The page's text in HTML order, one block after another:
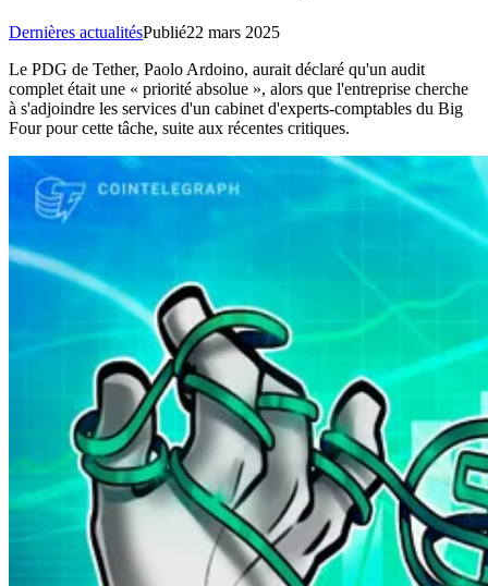
Dernières actualitésPublié22 mars 2025
Le PDG de Tether, Paolo Ardoino, aurait déclaré qu'un audit
complet était une « priorité absolue », alors que l'entreprise cherche
à s'adjoindre les services d'un cabinet d'experts-comptables du Big
Four pour cette tâche, suite aux récentes critiques.